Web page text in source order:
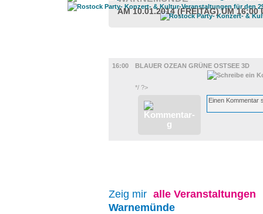
AM 10.01.2014 (FREITAG) UM 16:00
16:00
BLAUER OZEAN GRÜNE OSTSEE 3D
*/ ?>
Zeig mir alle Veranstaltungen
Warnemünde